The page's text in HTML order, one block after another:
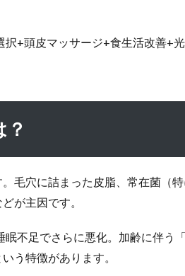
+頭皮マッサージ+食生活改善+
？
毛穴に詰まった皮脂、常在菌（
が主因です。
不足でさらに悪化。加齢に伴う
う特徴があります。